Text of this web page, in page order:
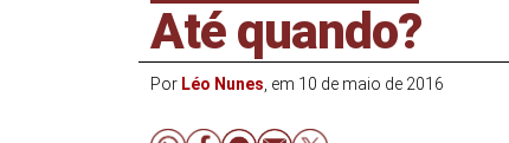
Até quando?
Por Léo Nunes , em 10 de maio de 2016